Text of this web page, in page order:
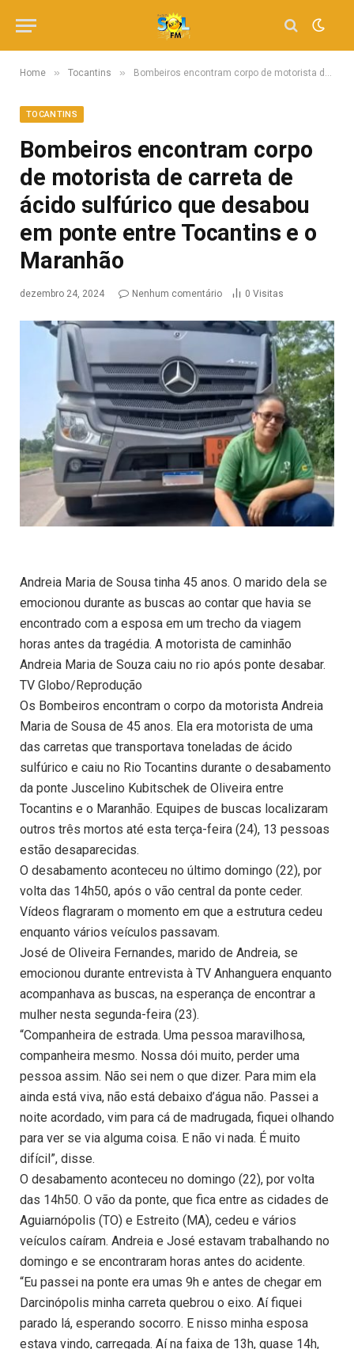
Home » Tocantins » Bombeiros encontram corpo de motorista de carreta de ácido sulfúrico que desabou em ponte entre Tocantins e o Maranhão
TOCANTINS
Bombeiros encontram corpo
de motorista de carreta de
ácido sulfúrico que desabou
em ponte entre Tocantins e o
Maranhão
dezembro 24, 2024 Nenhum comentário 0 Visitas
Andreia Maria de Sousa tinha 45 anos. O marido dela se
emocionou durante as buscas ao contar que havia se
encontrado com a esposa em um trecho da viagem
horas antes da tragédia. A motorista de caminhão
Andreia Maria de Souza caiu no rio após ponte desabar.
TV Globo/Reprodução
Os Bombeiros encontram o corpo da motorista Andreia
Maria de Sousa de 45 anos. Ela era motorista de uma
das carretas que transportava toneladas de ácido
sulfúrico e caiu no Rio Tocantins durante o desabamento
da ponte Juscelino Kubitschek de Oliveira entre
Tocantins e o Maranhão. Equipes de buscas localizaram
outros três mortos até esta terça-feira (24), 13 pessoas
estão desaparecidas.
O desabamento aconteceu no último domingo (22), por
volta das 14h50, após o vão central da ponte ceder.
Vídeos flagraram o momento em que a estrutura cedeu
enquanto vários veículos passavam.
José de Oliveira Fernandes, marido de Andreia, se
emocionou durante entrevista à TV Anhanguera enquanto
acompanhava as buscas, na esperança de encontrar a
mulher nesta segunda-feira (23).
“Companheira de estrada. Uma pessoa maravilhosa,
companheira mesmo. Nossa dói muito, perder uma
pessoa assim. Não sei nem o que dizer. Para mim ela
ainda está viva, não está debaixo d’água não. Passei a
noite acordado, vim para cá de madrugada, fiquei olhando
para ver se via alguma coisa. E não vi nada. É muito
difícil”, disse.
O desabamento aconteceu no domingo (22), por volta
das 14h50. O vão da ponte, que fica entre as cidades de
Aguiarnópolis (TO) e Estreito (MA), cedeu e vários
veículos caíram. Andreia e José estavam trabalhando no
domingo e se encontraram horas antes do acidente.
“Eu passei na ponte era umas 9h e antes de chegar em
Darcinópolis minha carreta quebrou o eixo. Aí fiquei
parado lá, esperando socorro. E nisso minha esposa
estava vindo, carregada. Aí na faixa de 13h, quase 14h,